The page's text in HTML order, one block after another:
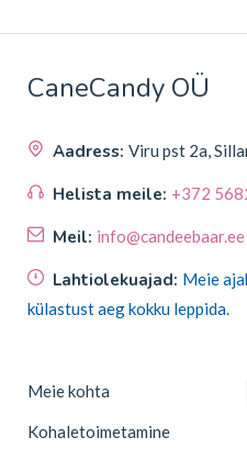
CaneCandy OÜ
Aadress: Viru pst 2a,
Helista meile: +372
Meil: info@candeebaar.ee
Lahtiolekuajad: Meie
külastust aeg kokku leppida.
Meie kohta
Kohaletoimetamine